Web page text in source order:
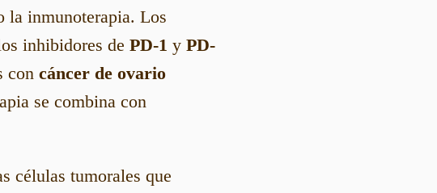
la inmunoterapia. Los
inhibidores de PD-1 y PD-
con cáncer de ovario
se combina con
células tumorales que